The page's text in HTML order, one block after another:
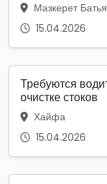
Мазкерет Батья
15.04.2026
Требуются
очистке стоков
Хайфа
15.04.2026